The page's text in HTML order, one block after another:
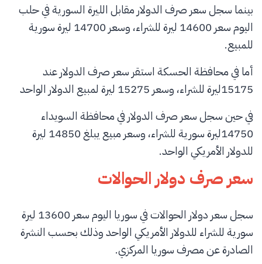
بينما سجل سعر صرف الدولار مقابل الليرة السورية في حلب
اليوم سعر 14600 ليرة للشراء، وسعر 14700 ليرة سورية
للمبيع.
أما في محافظة الحسكة استقر سعر صرف الدولار عند
15175ليرة للشراء، وسعر 15275 ليرة لمبيع الدولار الواحد
في حين سجل سعر صرف الدولار في محافظة السويداء
14750ليرة سورية للشراء، وسعر مبيع يبلغ 14850 ليرة
للدولار الأمريكي الواحد.
سعر صرف دولار الحوالات
سجل سعر دولار الحوالات في سوريا اليوم سعر 13600 ليرة
سورية للشراء للدولار الأمريكي الواحد وذلك بحسب النشرة
الصادرة عن مصرف سوريا المركزي.